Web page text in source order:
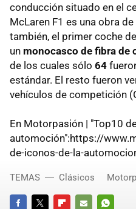
conducción situado en el
McLaren F1 es una obra
también, el primer coche
un monocasco de fibra de
de los cuales sólo 64
estándar. El resto fueron
vehículos de competición
En Motorpasión | "Top10
automoción":https://
de-iconos-de-la-
TEMAS Clásicos